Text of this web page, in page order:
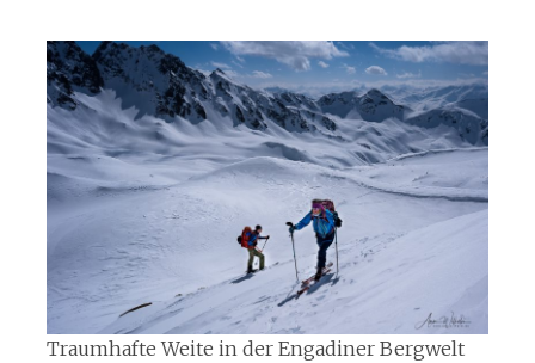
Traumhafte Weite in der Engadiner Bergwelt